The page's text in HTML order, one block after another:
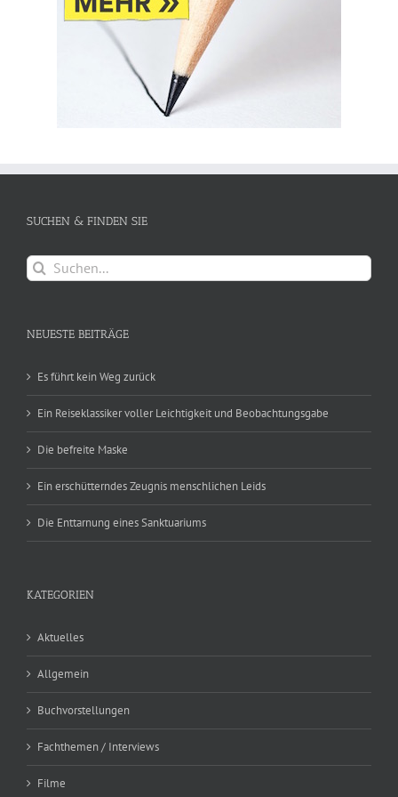
SUCHEN & FINDEN SIE
Suche
nach:
NEUESTE BEITRÄGE
Es führt kein Weg zurück
Ein Reiseklassiker voller Leichtigkeit und Beobachtungsgabe
Die befreite Maske
Ein erschütterndes Zeugnis menschlichen Leids
Die Enttarnung eines Sanktuariums
KATEGORIEN
Aktuelles
Allgemein
Buchvorstellungen
Fachthemen / Interviews
Filme